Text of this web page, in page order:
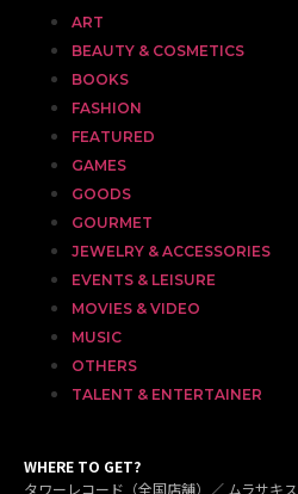
ART
BEAUTY & COSMETICS
BOOKS
FASHION
FEATURED
GAMES
GOODS
GOURMET
JEWELRY & ACCESSORIES
EVENTS & LEISURE
MOVIES & VIDEO
MUSIC
OTHERS
TALENT & ENTERTAINER
WHERE TO GET?
タワーレコード（全国店舗）／ ムラサキ